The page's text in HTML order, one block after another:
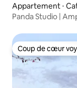
Appartement ⋅
Panda Studio |
Coup de cœur
Coup de cœur